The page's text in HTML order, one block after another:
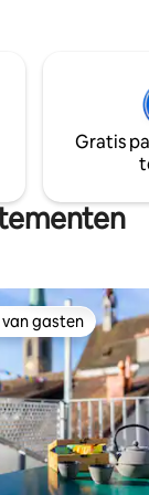
van onze ruimte
uitgeruste
buurt
– een zeldzaam
Gratis
van gasten
van gasten